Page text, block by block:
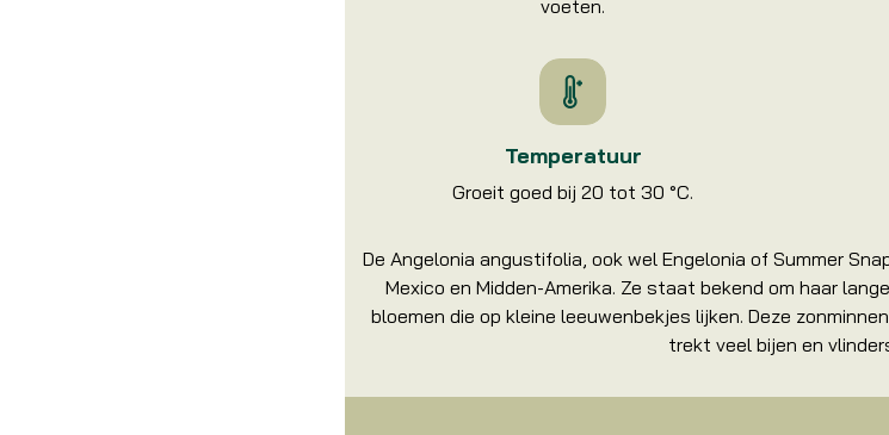
voeten.
Temperatuur
Groeit goed bij 20 tot 30 °C.
De Angelonia angustifolia, ook wel Engelonia of Summer
Mexico en Midden-Amerika. Ze staat bekend om haar
bloemen die op kleine leeuwenbekjes lijken. Deze
trekt veel bijen en